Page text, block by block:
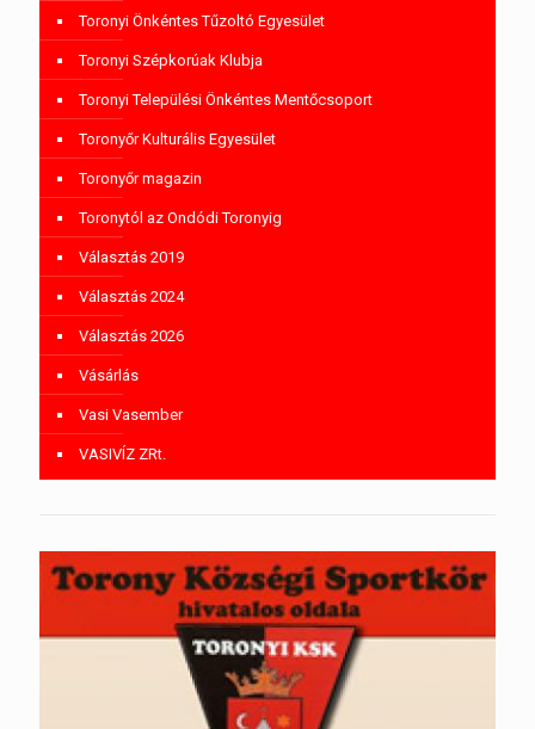
Toronyi Önkéntes Tűzoltó Egyesület
Toronyi Szépkorúak Klubja
Toronyi Települési Önkéntes Mentőcsoport
Toronyőr Kulturális Egyesület
Toronyőr magazin
Toronytól az Ondódi Toronyig
Választás 2019
Választás 2024
Választás 2026
Vásárlás
Vasi Vasember
VASIVÍZ ZRt.